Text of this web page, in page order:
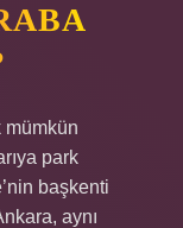
mümkün
park
başkenti
aynı